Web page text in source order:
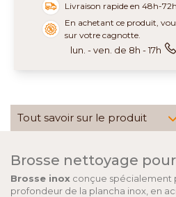
Livraison rapide en 48h-
En achetant ce produit,
sur votre cagnotte.
lun. - ven. de 8h - 17h
Tout savoir sur le produit
Brosse nettoyage
Brosse inox conçue spécialement
profondeur de la plancha inox, en